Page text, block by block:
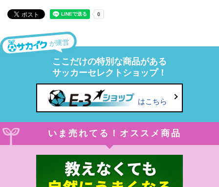
が運営
ここだけの特別な商品がある
サッカーセレクトショップ！
はこちら
いま売れてる！オススメ商品